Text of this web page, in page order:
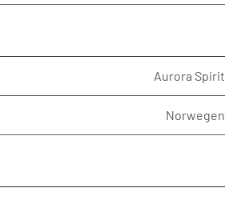
Aurora Spirit
Norwegen